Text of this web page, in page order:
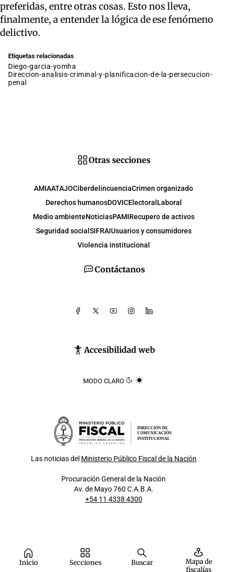
preferidas, entre otras cosas. Esto nos lleva,
finalmente, a entender la lógica de ese fenómeno
delictivo.
Etiquetas relacionadas
diego-garcia-yomha
direccion-analisis-criminal-y-planificacion-de-la-persecucion-
penal
Inicio Secciones Buscar
Mapa de
fiscalías
Contáctanos
Accesibilidad web
MODO CLARO
Otras secciones
AMIAATAJOCiberdelincuenciaCrimen organizado
Derechos humanosDOVICElectoral Laboral
Medio ambienteNoticiasPAMIRecupero de activos
Seguridad social SIFRAIUsuarios y consumidores
Violencia institucional
DIRECCIÓN DE
COMUNICACIÓN
INSTITUCIONAL
Las noticias del Ministerio Público Fiscal de la Nación
Procuración General de la Nación
Av. de Mayo 760 C.A.B.A.
+54 11 4338 4300